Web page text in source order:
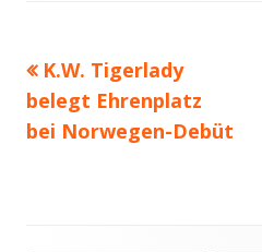
Beitragsnavigation
Vorheriger
Beitrag:
K.W. Tigerlady
belegt Ehrenplatz
bei Norwegen-Debüt